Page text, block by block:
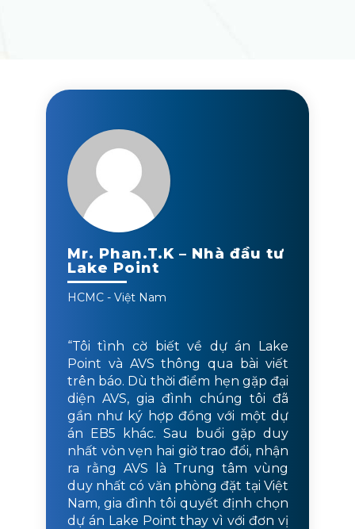
Mr. Phan.T.K – Nhà đầu tư
Lake Point
HCMC - Việt Nam
“Tôi tình cờ biết về dự án Lake
Point và AVS thông qua bài viết
trên báo. Dù thời điểm hẹn gặp đại
diện AVS, gia đình chúng tôi đã
gần như ký hợp đồng với một dự
án EB5 khác. Sau buổi gặp duy
nhất vỏn vẹn hai giờ trao đổi, nhận
ra rằng AVS là Trung tâm vùng
duy nhất có văn phòng đặt tại Việt
Nam, gia đình tôi quyết định chọn
dự án Lake Point thay vì với đơn vị